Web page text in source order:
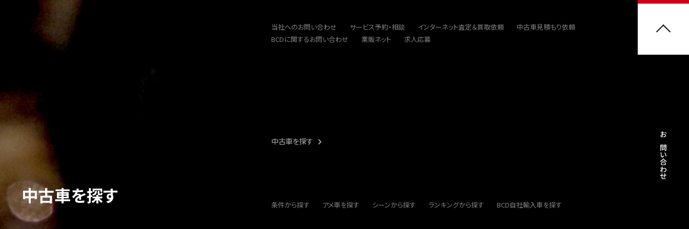
お問い合わせ
中古車を探す
当社へのお問い合わせ サービス予約・相談 インターネット査定＆買取依頼
中古車見積もり依頼
BCDに関するお問い合わせ
業販ネット 求人応募
中古車を探す
条件から探す アメ車を探す シーンから探す ランキングから探す BCD自社輸入車を探す